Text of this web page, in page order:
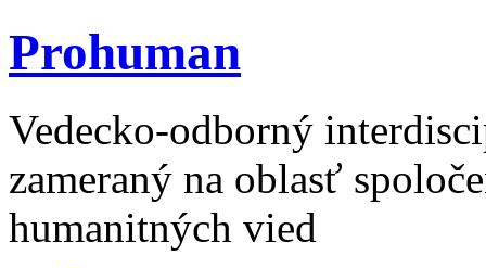
Prohuman
Vedecko-odborný
zameraný na oblasť
humanitných vied